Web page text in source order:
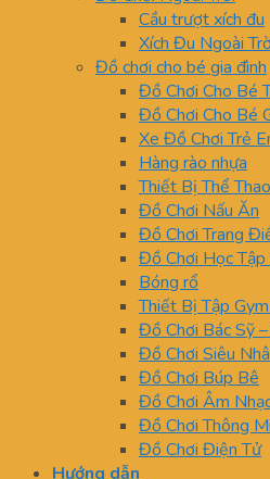
Cầu trượt xích đu
Xích Đu Ngoài
Đồ chơi cho bé gia đình
Đồ Chơi Cho Bé
Đồ Chơi Cho Bé
Xe Đồ Chơi Trẻ
Hàng rào nhựa
Thiết Bị Thể Thao
Đồ Chơi Nấu Ăn
Đồ Chơi Trang
Đồ Chơi Học Tập
Bóng rổ
Thiết Bị Tập
Đồ Chơi Bác Sỹ
Đồ Chơi Siêu
Đồ Chơi Búp Bê
Đồ Chơi Âm
Đồ Chơi Thông
Đồ Chơi Điện Tử
Hướng dẫn